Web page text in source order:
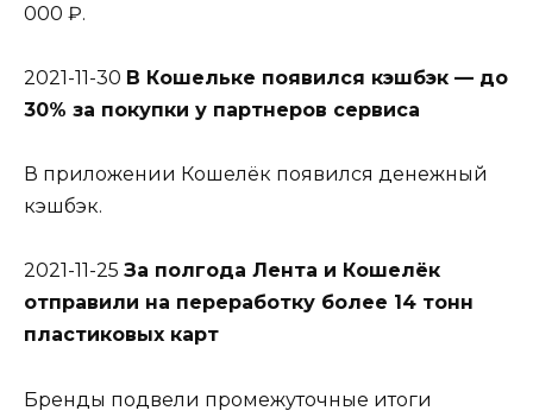
000 ₽.
2021-11-30 В Кошельке появился кэшбэк — до
30% за покупки у партнеров сервиса
В приложении Кошелёк появился денежный
кэшбэк.
2021-11-25 За полгода Лента и Кошелёк
отправили на переработку более 14 тонн
пластиковых карт
Бренды подвели промежуточные итоги